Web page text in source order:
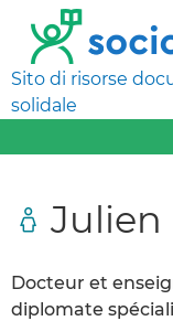
Sito di risorse
solidale
Julien
Docteur et
diplomate